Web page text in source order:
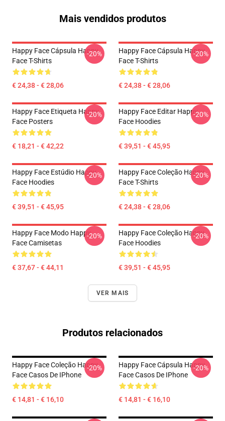
Mais vendidos produtos
Happy Face Cápsula Happy
Face T-Shirts
€ 24,38 - € 28,06
-20%
Happy Face Cápsula Happy
Face T-Shirts
€ 24,38 - € 28,06
-20%
Happy Face Etiqueta Happy
Face Posters
€ 18,21 - € 42,22
-20%
Happy Face Editar Happy
Face Hoodies
€ 39,51 - € 45,95
-20%
Happy Face Estúdio Happy
Face Hoodies
€ 39,51 - € 45,95
-20%
Happy Face Coleção Happy
Face T-Shirts
€ 24,38 - € 28,06
-20%
Happy Face Modo Happy
Face Camisetas
€ 37,67 - € 44,11
-20%
Happy Face Coleção Happy
Face Hoodies
€ 39,51 - € 45,95
-20%
VER MAIS
Produtos relacionados
Happy Face Coleção Happy
Face Casos De IPhone
€ 14,81 - € 16,10
-20%
Happy Face Cápsula Happy
Face Casos De IPhone
€ 14,81 - € 16,10
-20%